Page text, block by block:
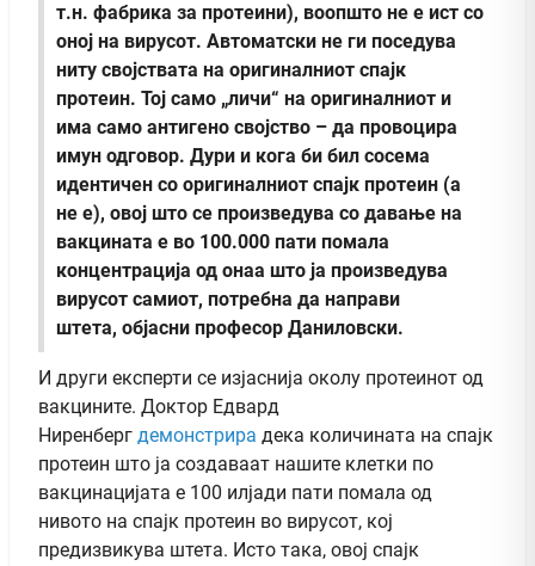
т.н. фабрика за протеини), воопшто не е ист со
оној на вирусот. Автоматски не ги поседува
ниту својствата на оригиналниот спајк
протеин. Тој само „личи“ на оригиналниот и
има само антигено својство – да провоцира
имун одговор. Дури и кога би бил сосема
идентичен со оригиналниот спајк протеин (а
не е), овој што се произведува со давање на
вакцината е во 100.000 пати помала
концентрација од онаа што ја произведува
вирусот самиот, потребна да направи
штета, објасни професор Даниловски.
И други експерти се изјаснија околу протеинот од
вакцините. Доктор Едвард
Ниренберг демонстрира дека количината на спајк
протеин што ја создаваат нашите клетки по
вакцинацијата е 100 илјади пати помала од
нивото на спајк протеин во вирусот, кој
предизвикува штета. Исто така, овој спајк